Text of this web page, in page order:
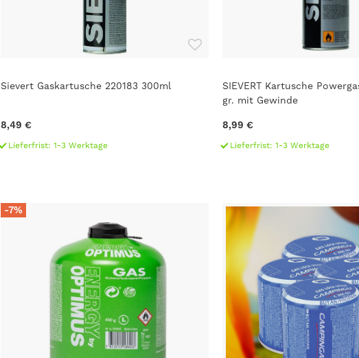
Sievert Gaskartusche 220183 300ml
8,49 €
Lieferfrist: 1-3 Werktage
SIEVERT Kartusche
gr. mit Gewinde
8,99 €
Lieferfrist: 1-3 Werktage
-7%